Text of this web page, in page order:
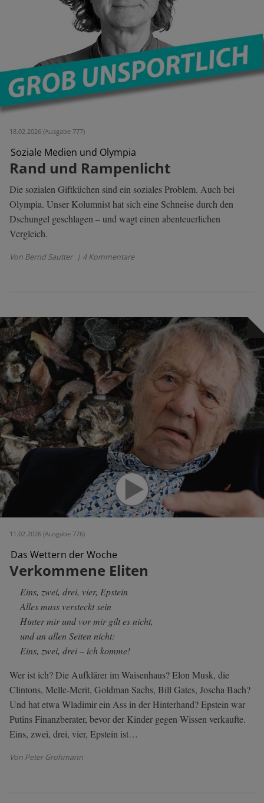
18.02.2026 (Ausgabe 777)
Soziale Medien und Olympia
Rand und Rampenlicht
Die sozialen Giftküchen sind ein soziales Problem. Auch bei
Olympia. Unser Kolumnist hat sich eine Schneise durch den
Dschungel geschlagen – und wagt einen abenteuerlichen
Vergleich.
Von Bernd Sautter | 4 Kommentare
11.02.2026 (Ausgabe 776)
Das Wettern der Woche
Verkommene Eliten
Eins, zwei, drei, vier, Epstein
Alles muss versteckt sein
Hinter mir und vor mir gilt es nicht,
und an allen Seiten nicht:
Eins, zwei, drei – ich komme!
Wer ist ich? Die Aufklärer im Waisenhaus? Elon Musk, die
Clintons, Melle-Merit, Goldman Sachs, Bill Gates, Joscha Bach?
Und hat etwa Wladimir ein Ass in der Hinterhand? Epstein war
Putins Finanzberater, bevor der Kinder gegen Wissen verkaufte.
Eins, zwei, drei, vier, Epstein ist…
Von Peter Grohmann